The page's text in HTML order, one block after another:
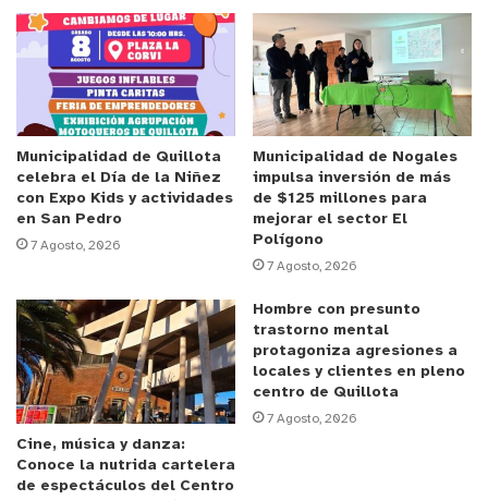
Comercio & Turismo Unido, que agrupa a las
escuelas y a otros operadores del sector, difundió
un comunicado en el que negó la existencia de un
desalojo o clausura, afirmando que tanto las
academias como el comercio continúan
funcionando “con total normalidad”.
En la declaración, los arrendatarios sostienen que
Fajardo no tendría facultades legales para ordenar
el retiro de los locatarios, argumentando además
que mantiene “deudas millonarias y acciones
judiciales en curso”, lo que —según señalaron—
restaría validez a la notificación difundida
inicialmente.
Junto con descartar un cierre, el gremio defendió
el rol que cumplen las escuelas de surf en la
Municipalidad de Quillota
celebra el Día de la Niñez
con Expo Kids y actividades
en San Pedro
7 Agosto, 2026
Municipalidad de Nogales
impulsa inversión de más
de $125 millones para
mejorar el sector El
Polígono
7 Agosto, 2026
Cine, música y danza:
Conoce la nutrida cartelera
de espectáculos del Centro
Hombre con presunto
trastorno mental
protagoniza agresiones a
locales y clientes en pleno
centro de Quillota
7 Agosto, 2026